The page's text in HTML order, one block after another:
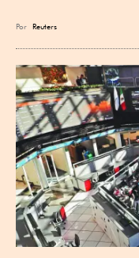
Por Reuters